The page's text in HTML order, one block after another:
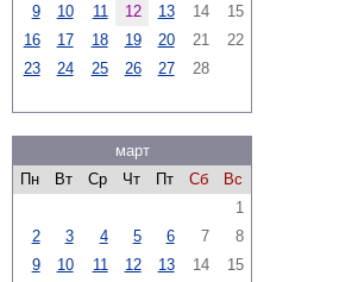
9
10 11 12 13 14
15
16
17 18 19 20 21
22
23
24 25 26 27 28
март
Пн
Вт Ср Чт Пт Сб
Вс
1
2
3 4 5 6 7
8
9
10 11 12 13 14
15